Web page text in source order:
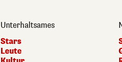
Unterhaltsames
Stars
Leute